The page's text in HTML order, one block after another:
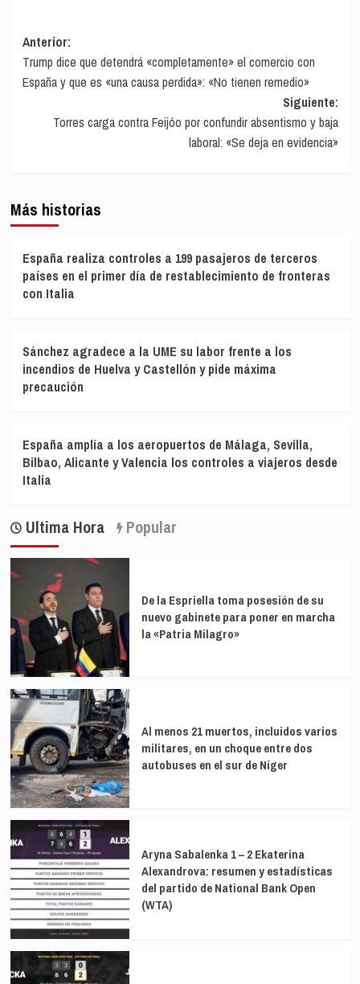
Navegación
de
entradas
Anterior:
Trump dice que detendrá «completamente» el comercio con
España y que es «una causa perdida»: «No tienen remedio»
Siguiente:
Torres carga contra Feijóo por confundir absentismo y baja
laboral: «Se deja en evidencia»
Más historias
España realiza controles a 199 pasajeros de terceros
países en el primer día de restablecimiento de fronteras
con Italia
Sánchez agradece a la UME su labor frente a los
incendios de Huelva y Castellón y pide máxima
precaución
España amplía a los aeropuertos de Málaga, Sevilla,
Bilbao, Alicante y Valencia los controles a viajeros desde
Italia
Ultima Hora Popular
De la Espriella toma posesión de su
nuevo gabinete para poner en marcha
la «Patria Milagro»
Al menos 21 muertos, incluidos varios
militares, en un choque entre dos
autobuses en el sur de Níger
Aryna Sabalenka 1 – 2 Ekaterina
Alexandrova: resumen y estadísticas
del partido de National Bank Open
(WTA)